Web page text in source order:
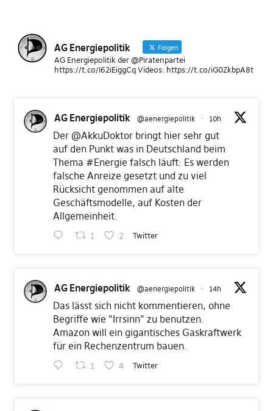
AG Energiepolitik Folgen
AG Energiepolitik der @Piratenpartei
https://t.co/I62iEiggCq Videos: https://t.co/iG0ZkbpA8t
AG Energiepolitik @aenergiepolitik · 10h
Der @AkkuDoktorbringt hier sehr gut
auf den Punkt was in Deutschland beim
Thema #Energie falsch läuft: Es werden
falsche Anreize gesetzt und zu viel
Rücksicht genommen auf alte
Geschäftsmodelle, auf Kosten der
Allgemeinheit.
1 2 Twitter
AG Energiepolitik @aenergiepolitik · 14h
Das lässt sich nicht kommentieren, ohne
Begriffe wie "Irrsinn" zu benutzen.
Amazon will ein gigantisches Gaskraftwerk
für ein Rechenzentrum bauen.
1 4 Twitter